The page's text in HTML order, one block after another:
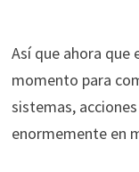
Así que ahora que
momento para
sistemas,
enormemente en
Para que
nuestra web
funcione lo
mejor posible
visita. Si